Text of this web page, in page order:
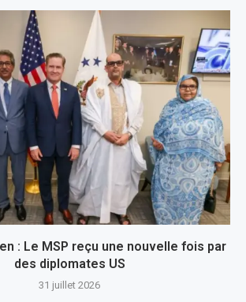
: Le MSP reçu une nouvelle fois par
des diplomates US
31 juillet 2026